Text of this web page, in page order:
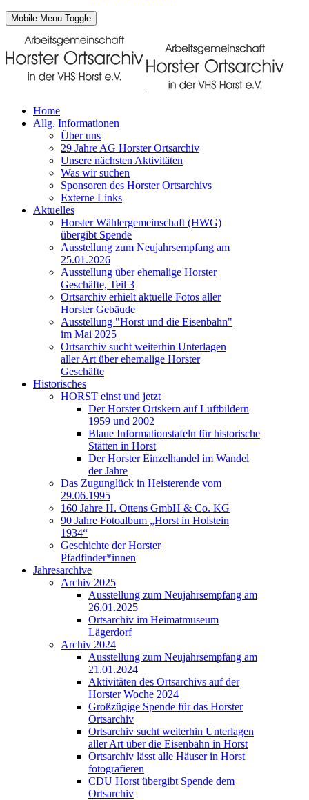
Mobile Menu Toggle
Home
Allg. Informationen
Über uns
29 Jahre AG Horster Ortsarchiv
Unsere nächsten Aktivitäten
Was wir suchen
Sponsoren des Horster Ortsarchivs
Externe Links
Aktuelles
Horster Wählergemeinschaft (HWG)
übergibt Spende
Ausstellung zum Neujahrsempfang am
25.01.2026
Ausstellung über ehemalige Horster
Geschäfte, Teil 3
Ortsarchiv erhielt aktuelle Fotos aller
Horster Gebäude
Ausstellung "Horst und die Eisenbahn"
im Mai 2025
Ortsarchiv sucht weiterhin Unterlagen
aller Art über ehemalige Horster
Geschäfte
Historisches
HORST einst und jetzt
Der Horster Ortskern auf Luftbildern
1959 und 2002
Blaue Informationstafeln für historische
Stätten in Horst
Der Horster Einzelhandel im Wandel
der Jahre
Das Zugunglück in Heisterende vom
29.06.1995
160 Jahre H. Ottens GmbH & Co. KG
90 Jahre Fotoalbum „Horst in Holstein
1934“
Geschichte der Horster
Pfadfinder*innen
Jahresarchive
Archiv 2025
Ausstellung zum Neujahrsempfang am
26.01.2025
Ortsarchiv im Heimatmuseum
Lägerdorf
Archiv 2024
Ausstellung zum Neujahrsempfang am
21.01.2024
Aktivitäten des Ortsarchivs auf der
Horster Woche 2024
Großzügige Spende für das Horster
Ortsarchiv
Ortsarchiv sucht weiterhin Unterlagen
aller Art über die Eisenbahn in Horst
Ortsarchiv lässt alle Häuser in Horst
fotografieren
CDU Horst übergibt Spende dem
Ortsarchiv